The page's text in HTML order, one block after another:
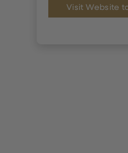
Visit Website